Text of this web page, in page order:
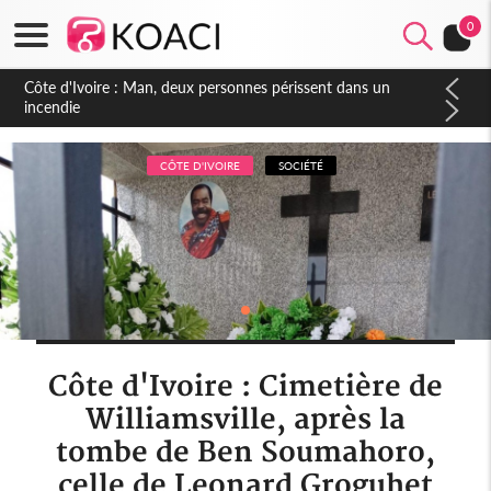
0
Côte d'Ivoire : Séileu, la célébration de la fête nationale
transformée en vaste campagne contre les produits
dépigmentants dangereux
CÔTE D'IVOIRE SOCIÉTÉ
Côte d'Ivoire : Cimetière de
Williamsville, après la
tombe de Ben Soumahoro,